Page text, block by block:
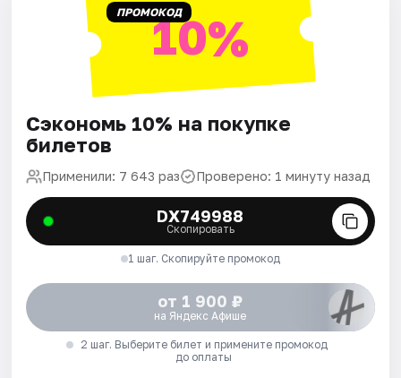
ПРОМОКОД10%
Сэкономь 10% на покупке
билетов
Применили: 7 643 раз Проверено: 1 минуту назад
DX749988
Скопировать
1 шаг. Скопируйте промокод
от 1 900 ₽
на Яндекс Афише
2 шаг. Выберите билет и примените промокод
до оплаты